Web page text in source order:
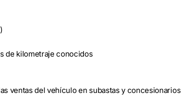
de kilometraje conocidos
ventas del vehículo en subastas y concesionarios